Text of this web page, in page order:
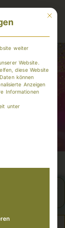
Login
Mit
weiter
Website.
diese Website
können
Anzeigen
Informationen
unter
die eine